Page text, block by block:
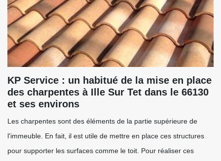
KP Service : un habitué de la mise en place
des charpentes à Ille Sur Tet dans le 66130
et ses environs
Les charpentes sont des éléments de la partie supérieure de
l'immeuble. En fait, il est utile de mettre en place ces structures
pour supporter les surfaces comme le toit. Pour réaliser ces